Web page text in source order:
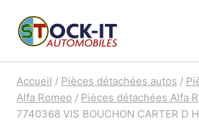
Accueil / Pièces détachées autos /
Alfa Romeo / Pièces détachées Alfa
7740368 VIS BOUCHON CARTER D